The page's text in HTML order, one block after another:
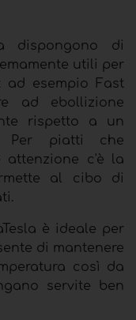
dispongono di
utili per
esempio Fast
ad ebollizione
rispetto a un
Per piatti che
attenzione c'è la
al cibo di
.
è ideale per
di mantenere
così da
servite ben